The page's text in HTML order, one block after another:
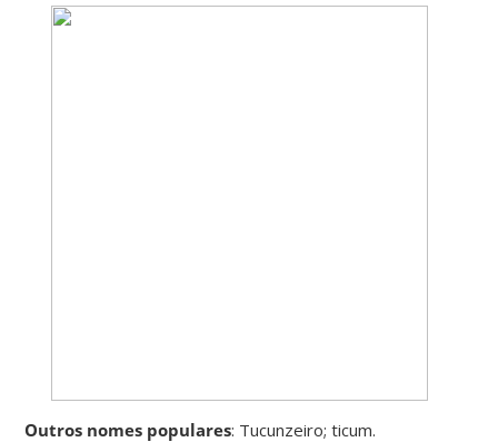
Outros nomes populares: Tucunzeiro; ticum.